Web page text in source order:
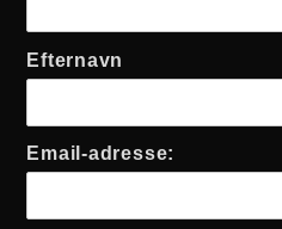
Efternavn
Email-adresse: